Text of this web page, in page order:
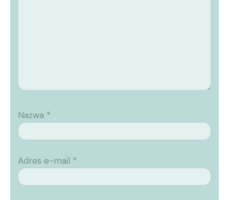
Nazwa *
Adres e-mail *